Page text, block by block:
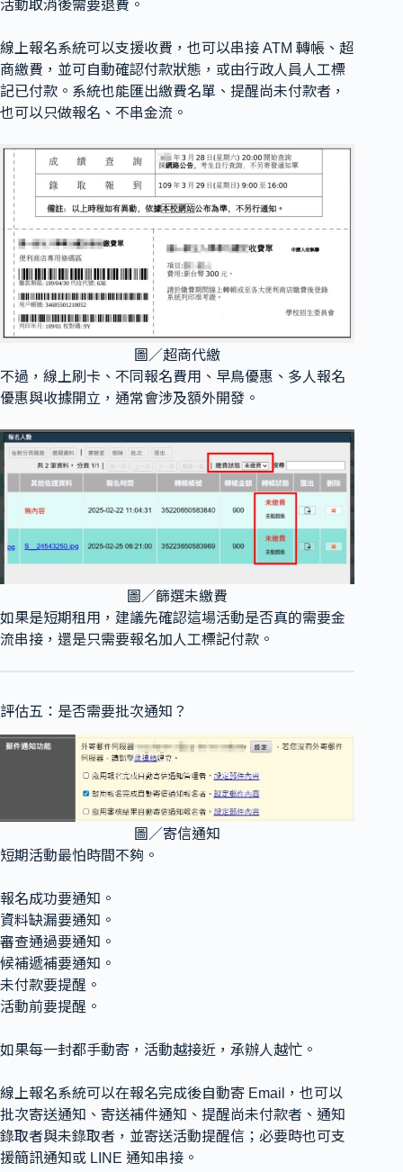
活動取消後需要退費。
線上報名系統可以支援收費，也可以串接 ATM 轉帳、超
商繳費，並可自動確認付款狀態，或由行政人員人工標
記已付款。系統也能匯出繳費名單、提醒尚未付款者，
也可以只做報名、不串金流。
圖／超商代繳
不過，線上刷卡、不同報名費用、早鳥優惠、多人報名
優惠與收據開立，通常會涉及額外開發。
圖／篩選未繳費
如果是短期租用，建議先確認這場活動是否真的需要金
流串接，還是只需要報名加人工標記付款。
評估五：是否需要批次通知？
圖／寄信通知
短期活動最怕時間不夠。
報名成功要通知。
資料缺漏要通知。
審查通過要通知。
候補遞補要通知。
未付款要提醒。
活動前要提醒。
如果每一封都手動寄，活動越接近，承辦人越忙。
線上報名系統可以在報名完成後自動寄 Email，也可以
批次寄送通知、寄送補件通知、提醒尚未付款者、通知
錄取者與未錄取者，並寄送活動提醒信；必要時也可支
援簡訊通知或 LINE 通知串接。